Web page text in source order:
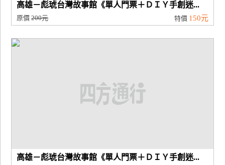
高雄－彪琥台灣故事館《單人門票＋ＤＩＹ手創迷...
原價200元 特價 150元
高雄－彪琥台灣故事館《單人門票＋ＤＩＹ手創迷...